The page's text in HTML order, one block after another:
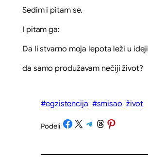
Sedim i pitam se.
I pitam ga:
Da li stvarno moja lepota leži u ideji
da samo produžavam nečiji život?
#egzistencija #smisao život
Podeli/Share on Facebook
Share on X Share on Telegram
Share on Threads
Share on Pinterest